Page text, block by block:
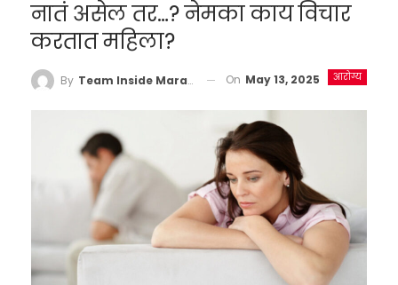
नातं असेल तर…? नेमका काय विचार
करतात महिला?
आरोग्य
By Team Inside Marathi On May 13, 2025